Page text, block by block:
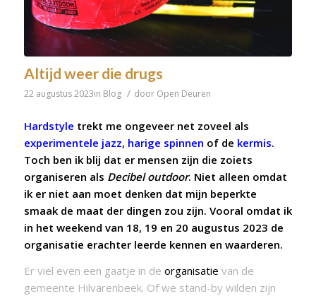
Altijd weer die drugs
22 augustus 2023in Blog / door Open Deuren
Hardstyle trekt me ongeveer net zoveel als
experimentele jazz, harige spinnen of de kermis.
Toch ben ik blij dat er mensen zijn die zoiets
organiseren als Decibel outdoor. Niet alleen omdat
ik er niet aan moet denken dat mijn beperkte
smaak de maat der dingen zou zijn. Vooral omdat ik
in het weekend van 18, 19 en 20 augustus 2023 de
organisatie erachter leerde kennen en waarderen.
Er viel even een gaatje in de organisatie van de
gemeente Hilvarenbeek. Of we stand-by wilden zijn